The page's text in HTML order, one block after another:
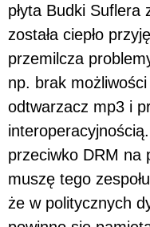
płyta Budki
została ciepło
przemilcza
np. brak
odtwarzacz mp3 i
przeciwko DRM na
muszę tego
że w politycznych